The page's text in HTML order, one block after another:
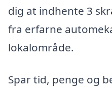
dig at indhente 3
fra erfarne
lokalområde.
Spar tid, penge og